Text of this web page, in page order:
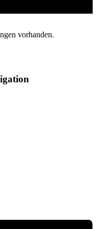
vorhanden.